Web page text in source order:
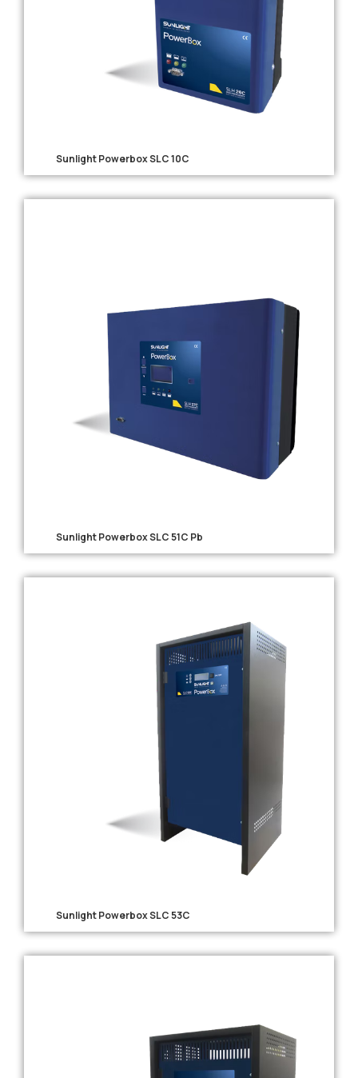
Sunlight Powerbox SLC 10C
Sunlight Powerbox SLC 51C Pb
Sunlight Powerbox SLC 53C